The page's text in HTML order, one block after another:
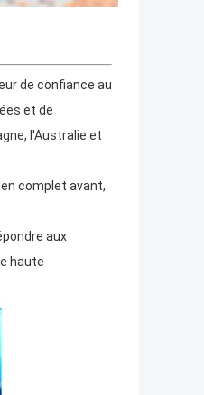
de confiance au
et de
l'Australie et
complet avant,
aux
haute